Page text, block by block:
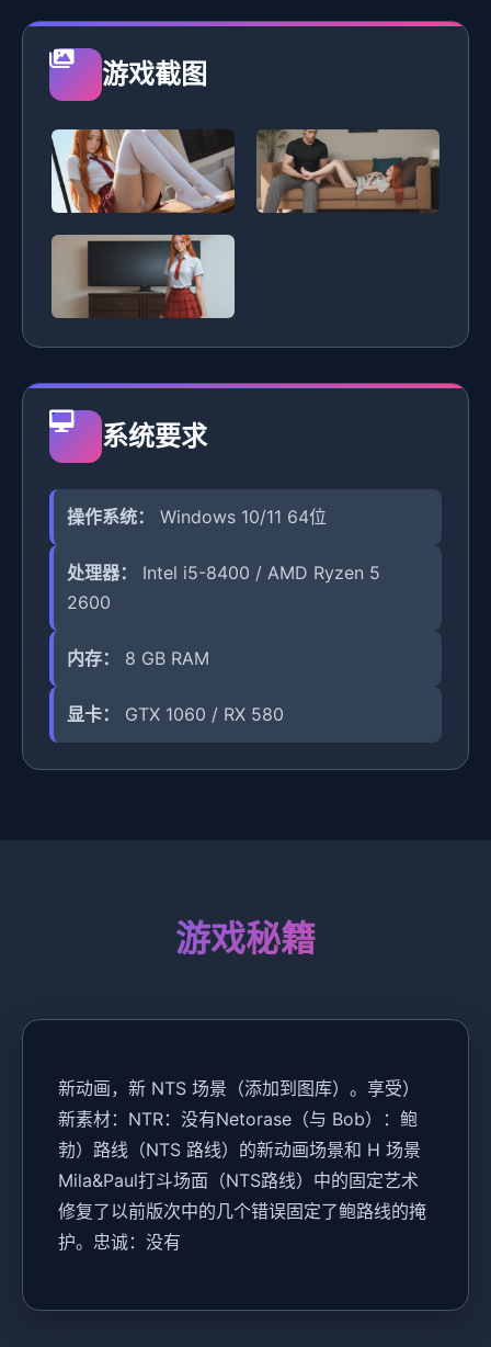
游戏截图
系统要求
操作系统： Windows 10/11 64位
处理器：
Intel i5-8400 / AMD Ryzen 5
2600
内存： 8 GB RAM
显卡： GTX 1060 / RX 580
游戏秘籍
新动画，新 NTS 场景（添加到图库）。享受）
新素材：NTR：没有Netorase（与 Bob）：鲍
勃）路线（NTS 路线）的新动画场景和 H 场景
Mila&Paul打斗场面（NTS路线）中的固定艺术
修复了以前版次中的几个错误固定了鲍路线的掩
护。忠诚：没有